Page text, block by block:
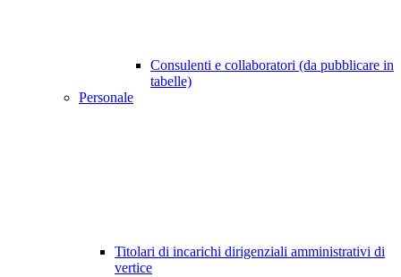
Consulenti e collaboratori (da pubblicare in
tabelle)
Personale
Titolari di incarichi dirigenziali amministrativi di
vertice